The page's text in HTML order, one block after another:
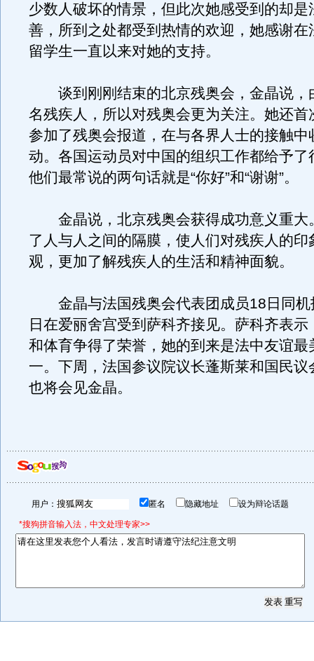
少数人破坏的情景，但此次她感受到的却是
善，所到之处都受到热情的欢迎，她感谢在
留学生一直以来对她的支持。
谈到刚刚结束的北京残奥会，金晶说，
名残疾人，所以对残奥会更为关注。她还首
参加了残奥会报道，在与各界人士的接触中
动。各国运动员对中国的组织工作都给予了
他们最常说的两句话就是“你好”和“谢谢”。
金晶说，北京残奥会获得成功意义重大
了人与人之间的隔膜，使人们对残疾人的印
观，更加了解残疾人的生活和精神面貌。
金晶与法国残奥会代表团成员18日同机
日在爱丽舍宫受到萨科齐接见。萨科齐表示
和体育争得了荣誉，她的到来是法中友谊最
一。下周，法国参议院议长蓬斯莱和国民议
也将会见金晶。
用户： 匿名 隐藏地址 设为辩论话题
*搜狗拼音输入法，中文处理专家>>